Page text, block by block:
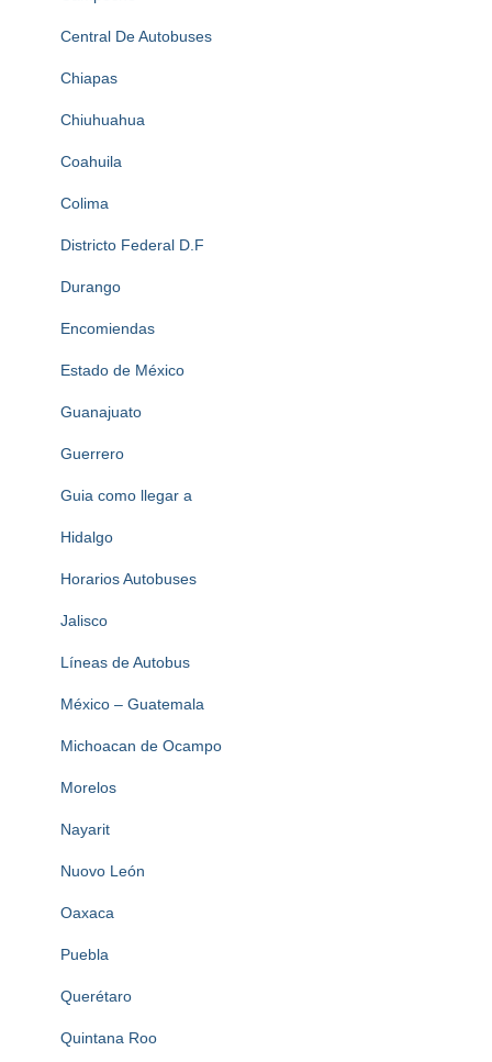
Central De Autobuses
Chiapas
Chiuhuahua
Coahuila
Colima
Districto Federal D.F
Durango
Encomiendas
Estado de México
Guanajuato
Guerrero
Guia como llegar a
Hidalgo
Horarios Autobuses
Jalisco
Líneas de Autobus
México – Guatemala
Michoacan de Ocampo
Morelos
Nayarit
Nuovo León
Oaxaca
Puebla
Querétaro
Quintana Roo